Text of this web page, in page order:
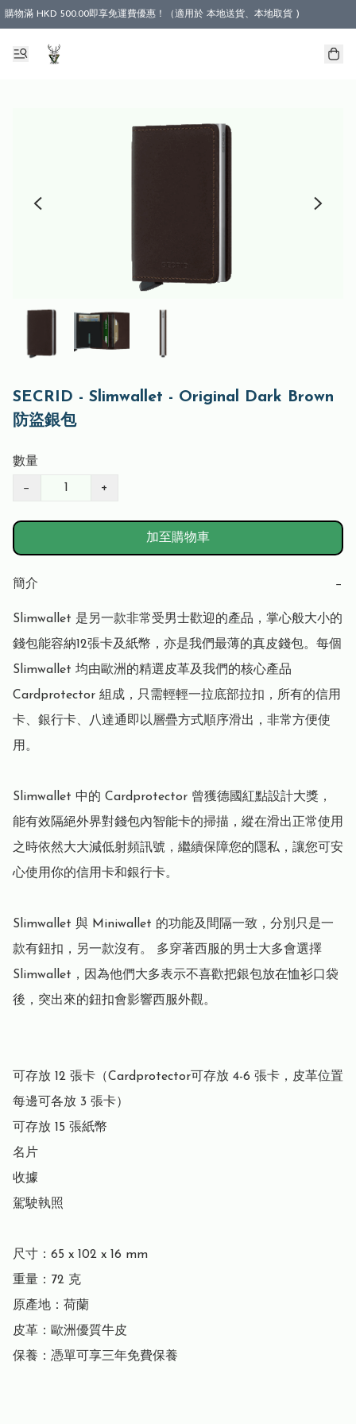
購物滿 HKD 500.00即享免運費優惠！（適用於 本地送貨、本地取貨 )
SECRID - Slimwallet - Original Dark Brown
防盜銀包
數量
− +
加至購物車
簡介 −
Slimwallet 是另一款非常受男士歡迎的產品，掌心般大小的
錢包能容納12張卡及紙幣，亦是我們最薄的真皮錢包。每個
Slimwallet 均由歐洲的精選皮革及我們的核心產品
Cardprotector 組成，只需輕輕一拉底部拉扣，所有的信用
卡、銀行卡、八達通即以層疊方式順序滑出，非常方便使
用。
Slimwallet 中的 Cardprotector 曾獲德國紅點設計大獎，
能有效隔絕外界對錢包內智能卡的掃描，縱在滑出正常使用
之時依然大大減低射頻訊號，繼續保障您的隱私，讓您可安
心使用你的信用卡和銀行卡。
Slimwallet 與 Miniwallet 的功能及間隔一致，分別只是一
款有鈕扣，另一款沒有。 多穿著西服的男士大多會選擇
Slimwallet，因為他們大多表示不喜歡把銀包放在恤衫口袋
後，突出來的鈕扣會影響西服外觀。
可存放 12 張卡（Cardprotector可存放 4-6 張卡，皮革位置
每邊可各放 3 張卡）
可存放 15 張紙幣
名片
收據
駕駛執照
尺寸：65 x 102 x 16 mm
重量：72 克
原產地：荷蘭
皮革：歐洲優質牛皮
保養：憑單可享三年免費保養